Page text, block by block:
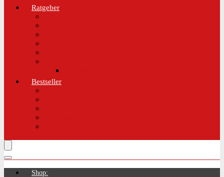
Ratgeber
Bestseller
Shop: